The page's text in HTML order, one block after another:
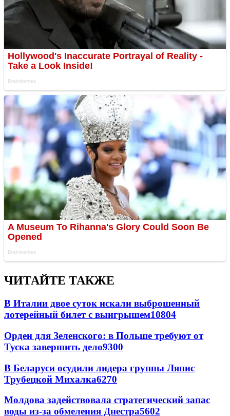
ЧИТАЙТЕ ТАКЖЕ
В Италии двое суток искали выброшенный
лотерейный билет с выигрышем10804
Орден для Зеленского: в Польше требуют от
Туска завершить дело9300
В Беларуси осудили лидера группы Ляпис
Трубецкой Михалка6270
Молдова задействовала стратегический запас
воды из-за обмеления Днестра5602